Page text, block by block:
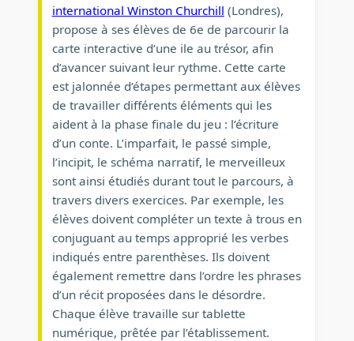
international Winston Churchill (Londres),
propose à ses élèves de 6e de parcourir la
carte interactive d’une ile au trésor, afin
d’avancer suivant leur rythme. Cette carte
est jalonnée d’étapes permettant aux élèves
de travailler différents éléments qui les
aident à la phase finale du jeu : l’écriture
d’un conte. L’imparfait, le passé simple,
l’incipit, le schéma narratif, le merveilleux
sont ainsi étudiés durant tout le parcours, à
travers divers exercices. Par exemple, les
élèves doivent compléter un texte à trous en
conjuguant au temps approprié les verbes
indiqués entre parenthèses. Ils doivent
également remettre dans l’ordre les phrases
d’un récit proposées dans le désordre.
Chaque élève travaille sur tablette
numérique, prêtée par l’établissement.